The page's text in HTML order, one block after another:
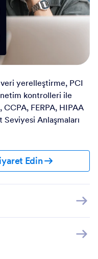
yerelleştirme, PCI
kontrolleri ile
FERPA, HIPAA
Anlaşmaları
Edin